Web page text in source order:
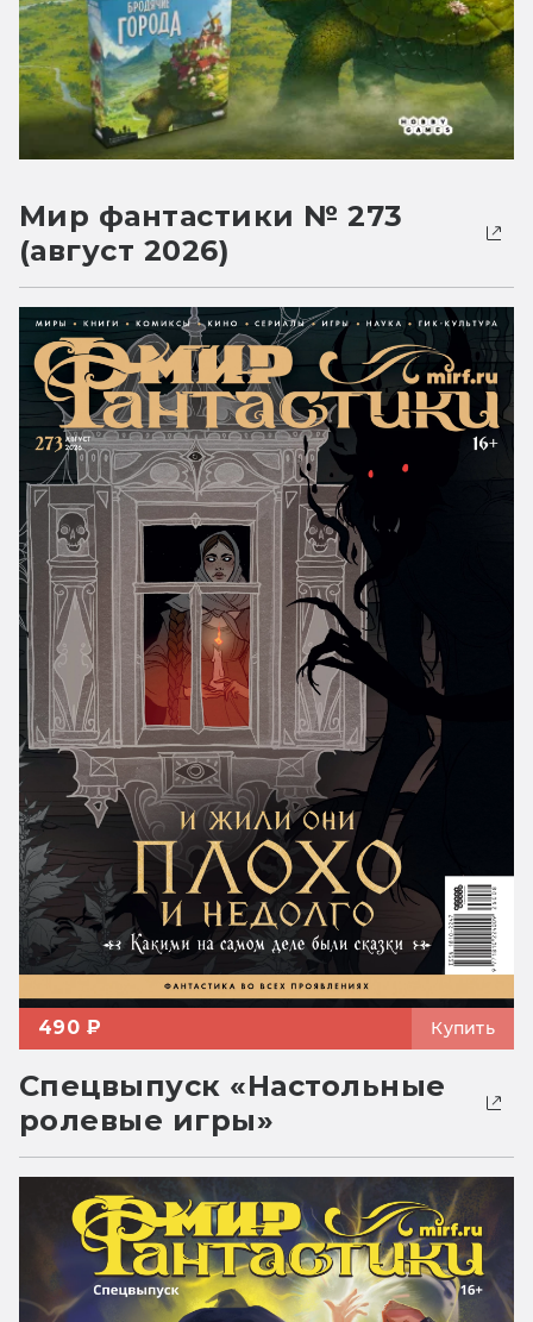
Мир фантастики № 273
(август 2026)
490 ₽ Купить
Спецвыпуск «Настольные
ролевые игры»